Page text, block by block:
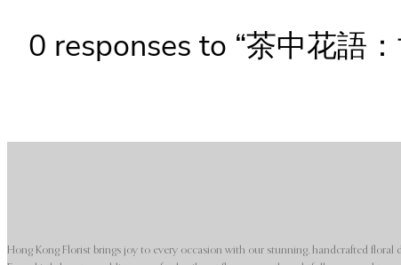
0 responses to “茶中花語
Hong Kong Florist brings joy to every occasion with our stunning, handcrafted floral